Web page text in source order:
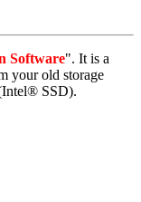
Software". It is a
your old storage
SSD).